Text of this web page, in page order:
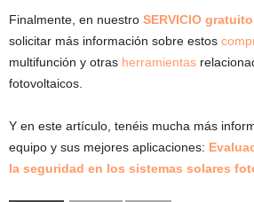
Finalmente, en nuestro SERVICIO
solicitar más información sobre estos
multifunción y otras herramientas
fotovoltaicos.
Y en este artículo, tenéis mucha más
equipo y sus mejores aplicaciones:
la seguridad en los sistemas solares